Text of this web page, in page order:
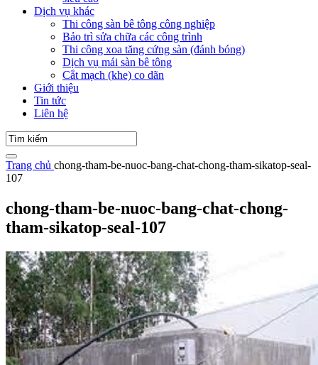
Dịch vụ khác
Thi công sàn bê tông công nghiệp
Bảo trì sửa chữa các công trình
Thi công xoa tăng cứng sàn (đánh bóng)
Dịch vụ mái sàn bê tông
Cắt mạch (khe) co dãn
Giới thiệu
Tin tức
Liên hệ
Trang chủ chong-tham-be-nuoc-bang-chat-chong-tham-sikatop-seal-
107
chong-tham-be-nuoc-bang-chat-chong-
tham-sikatop-seal-107